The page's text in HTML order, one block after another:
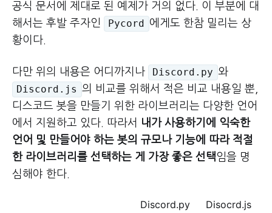
공식 문서에 제대로 된 예제가 거의 없다. 이 부분에 대
해서는 후발 주자인
Pycord 에게도 한참 밀리는 상
황이다.
다만 위의 내용은 어디까지나 Discord.py 와
Discord.js 의 비교를 위해서 적은 비교 내용일 뿐,
디스코드 봇을 만들기 위한 라이브러리는 다양한 언어
에서 지원하고 있다. 따라서
내가 사용하기에 익숙한
언어 및 만들어야 하는 봇의 규모나 기능에 따라 적절
한 라이브러리를 선택하는 게 가장 좋은 선택임을 명
심해야 한다.
Discord.py
Disocrd.js